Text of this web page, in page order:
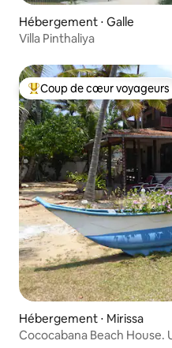
Hébergement ⋅ Galle
Villa Pinthaliya
Coups de cœur voyageurs
Coup de cœur voyageurs
Hébergement ⋅ Mirissa
Cococabana Beach House.